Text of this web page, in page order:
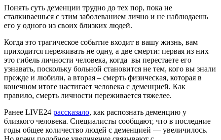
Понять суть деменции трудно до тех пор, пока не
сталкиваешься с этим заболеванием лично и не наблюдаешь
его у одного из своих близких людей.
Когда это трагическое событие входит в вашу жизнь, вам
приходится переживать не одну, а две смерти: первая из них –
это гибель личности человека, когда вы перестаете его
узнавать, поскольку больной становится не тем, кого вы знали
прежде и любили, а вторая – смерть физическая, которая в
конечном итоге настигает человека с деменцией. Как
правило, смерть личности переживается тяжелее.
Ранее LIVE24 рассказало, как распознать деменцию у
близкого человека. Специалисты сообщают, что в последние
годы общее количество людей с деменцией — увеличилось.